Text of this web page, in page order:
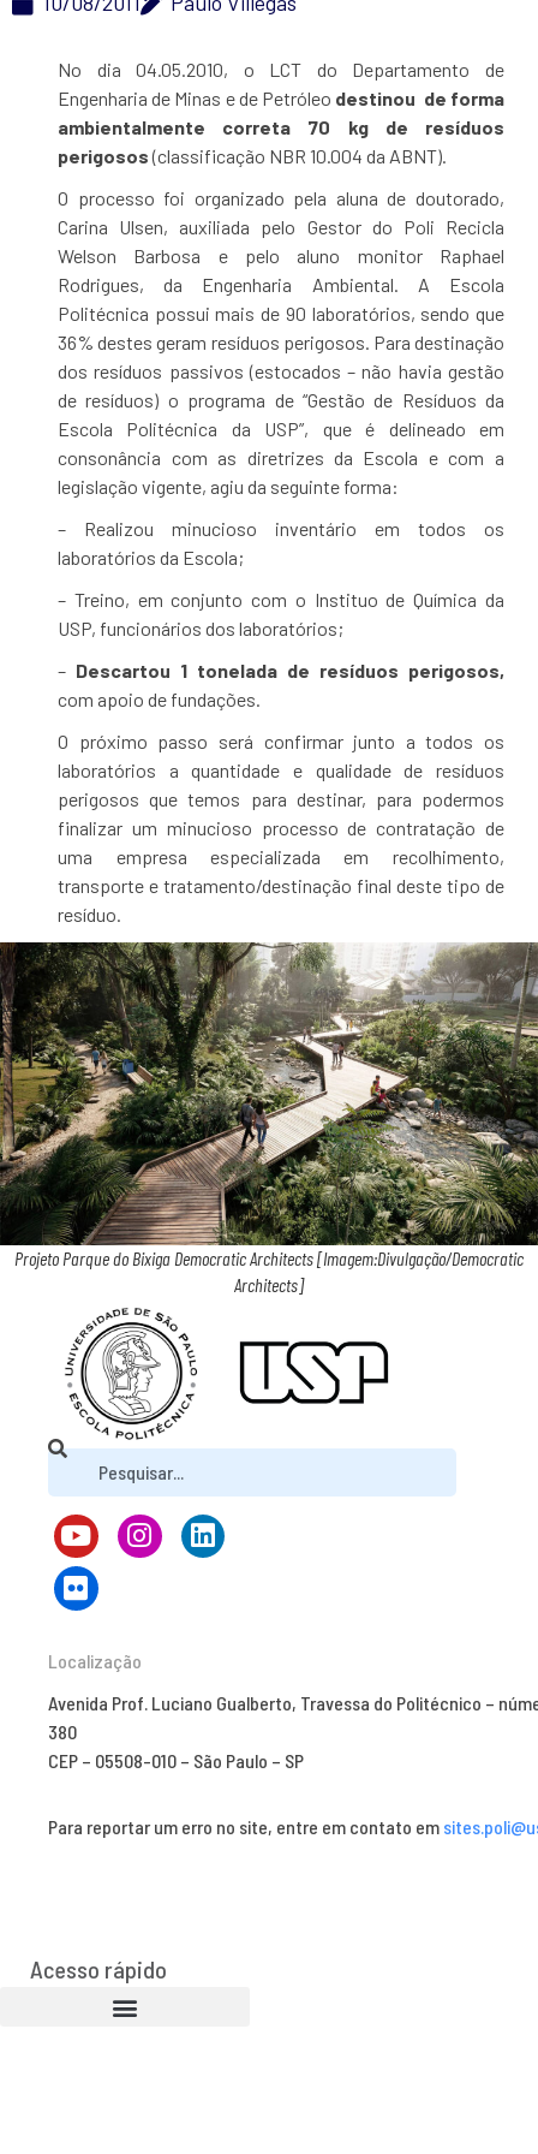
No dia 04.05.2010, o LCT do Departamento de
Engenharia de Minas e de Petróleo destinou de forma
ambientalmente correta 70 kg de resíduos
perigosos(classificação NBR 10.004 da ABNT).
O processo foi organizado pela aluna de doutorado,
Carina Ulsen, auxiliada pelo Gestor do Poli Recicla
Welson Barbosa e pelo aluno monitor Raphael
Rodrigues, da Engenharia Ambiental. A Escola
Politécnica possui mais de 90 laboratórios, sendo que
36% destes geram resíduos perigosos. Para destinação
dos resíduos passivos (estocados – não havia gestão
de resíduos) o programa de “Gestão de Resíduos da
Escola Politécnica da USP”, que é delineado em
consonância com as diretrizes da Escola e com a
legislação vigente, agiu da seguinte forma:
– Realizou minucioso inventário em todos os
laboratórios da Escola;
– Treino, em conjunto com o Instituo de Química da
USP, funcionários dos laboratórios;
– Descartou 1 tonelada de resíduos perigosos,
com apoio de fundações.
O próximo passo será confirmar junto a todos os
laboratórios a quantidade e qualidade de resíduos
perigosos que temos para destinar, para podermos
finalizar um minucioso processo de contratação de
uma empresa especializada em recolhimento,
transporte e tratamento/destinação final deste tipo de
resíduo.
Projeto Parque do Bixiga Democratic Architects [Imagem:Divulgação/Democratic
Architects]
Localização
Avenida Prof. Luciano Gualberto, Travessa do Politécnico –
380
CEP – 05508-010 – São Paulo – SP
Para reportar um erro no site, entre em contato em
Acesso rápido